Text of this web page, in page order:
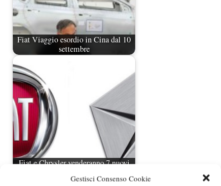
Gestisci Consenso Cookie
Fiat Viaggio esordio in Cina dal 10
settembre
Fiat e Chrysler venderanno 7 nuovi